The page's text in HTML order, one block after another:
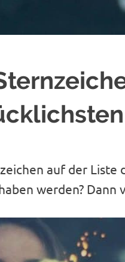
auf der Liste
werden? Dann